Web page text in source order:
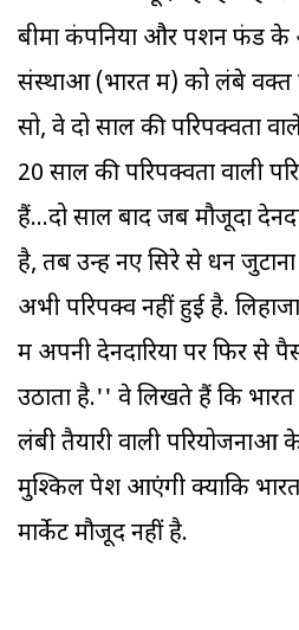
बीमा कंपनियों और पेंशन फंड के
संस्थाओं (भारत में) को लंबे वक्त
सो, वे दो साल की परिपक्वता
20 साल की परिपक्वता वाली
हैं...दो साल बाद जब मौजूदा
है, तब उन्हें नए सिरे से धन जुटाना
अभी परिपक्व नहीं हुई है.
में अपनी देनदारियों पर फिर से
उठाता है.'' वे लिखते हैं कि
लंबी तैयारी वाली परियोजनाओं
मुश्किलें पेश आएंगी क्योंकि
मार्केट मौजूद नहीं है.